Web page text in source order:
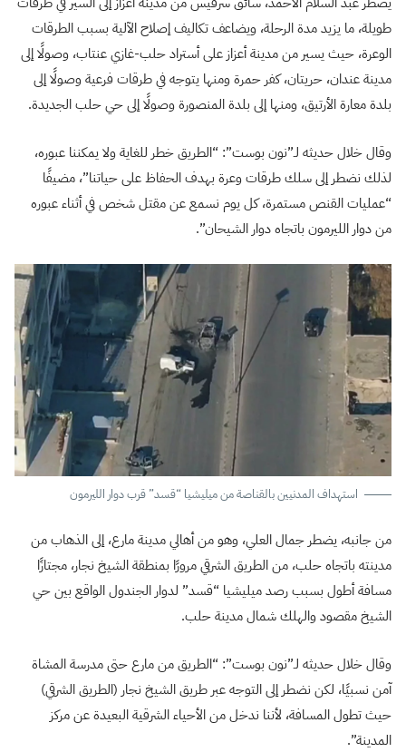
طويلة، ما يزيد مدة الرحلة، ويضاعف تكاليف إصلاح الآلية بسبب الطرقات
الوعرة، حيث يسير من مدينة أعزاز على أستراد حلب-غازي عنتاب، وصولًا إلى
مدينة عندان، حريتان، كفر حمرة ومنها يتوجه في طرقات فرعية وصولًا إلى
بلدة معارة الأرتيق، ومنها إلى بلدة المنصورة وصولًا إلى حي حلب الجديدة.
وقال خلال حديثه لـ”نون بوست”: “الطريق خطر للغاية ولا يمكننا عبوره،
لذلك نضطر إلى سلك طرقات وعرة بهدف الحفاظ على حياتنا”، مضيفًا
“عمليات القنص مستمرة، كل يوم نسمع عن مقتل شخص في أثناء عبوره
من دوار الليرمون باتجاه دوار الشيحان”.
استهداف المدنيين بالقناصة من ميليشيا “قسد” قرب دوار الليرمون
من جانبه، يضطر جمال العلي، وهو من أهالي مدينة مارع، إلى الذهاب من
مدينته باتجاه حلب، من الطريق الشرقي مرورًا بمنطقة الشيخ نجار، مجتازًا
مسافة أطول بسبب رصد ميليشيا “قسد” لدوار الجندول الواقع بين حي
الشيخ مقصود والهلك شمال مدينة حلب.
وقال خلال حديثه لـ”نون بوست”: “الطريق من مارع حتى مدرسة المشاة
آمن نسبيًا، لكن نضطر إلى التوجه عبر طريق الشيخ نجار (الطريق الشرقي)
حيث تطول المسافة، لأننا ندخل من الأحياء الشرقية البعيدة عن مركز
المدينة”.